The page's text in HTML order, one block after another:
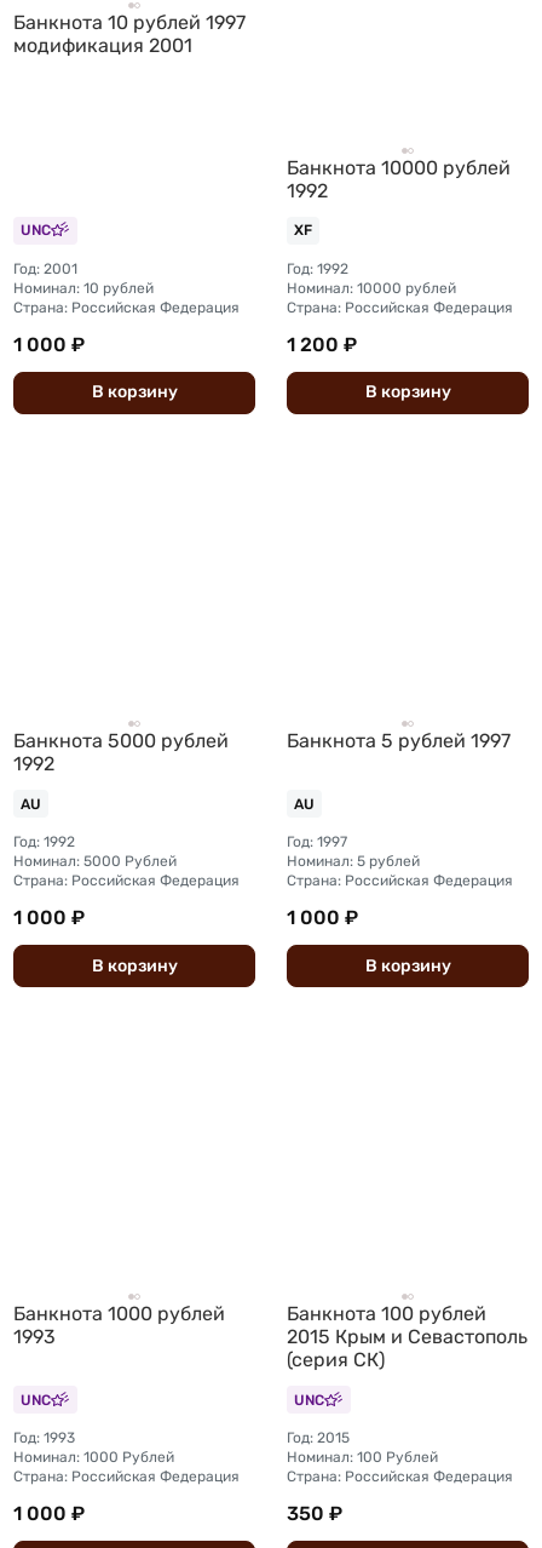
Банкнота 10 рублей 1997
модификация 2001
UNC
Год: 2001
Номинал: 10 рублей
Страна: Российская Федерация
1 000 ₽
В корзину
Банкнота 10000 рублей
1992
XF
Год: 1992
Номинал: 10000 рублей
Страна: Российская Федерация
1 200 ₽
В корзину
Банкнота 5000 рублей
1992
AU
Год: 1992
Номинал: 5000 Рублей
Страна: Российская Федерация
1 000 ₽
В корзину
Банкнота 5 рублей 1997
AU
Год: 1997
Номинал: 5 рублей
Страна: Российская Федерация
1 000 ₽
В корзину
Банкнота 1000 рублей
1993
UNC
Год: 1993
Номинал: 1000 Рублей
Страна: Российская Федерация
1 000 ₽
Банкнота 100 рублей
2015 Крым и Севастополь
(серия СК)
UNC
Год: 2015
Номинал: 100 Рублей
Страна: Российская Федерация
350 ₽